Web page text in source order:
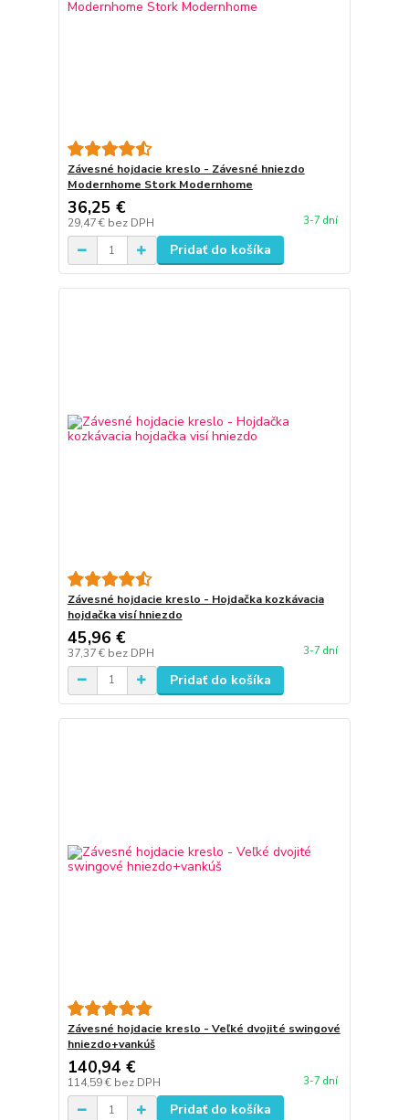
Závesné hojdacie kreslo - Závesné hniezdo
Modernhome Stork Modernhome
36,25 €
29,47 € bez DPH 3-7 dní
Pridať do košíka
Závesné hojdacie kreslo - Hojdačka kozkávacia
hojdačka visí hniezdo
45,96 €
37,37 € bez DPH 3-7 dní
Pridať do košíka
Závesné hojdacie kreslo - Veľké dvojité swingové
hniezdo+vankúš
140,94 €
114,59 € bez DPH 3-7 dní
Pridať do košíka